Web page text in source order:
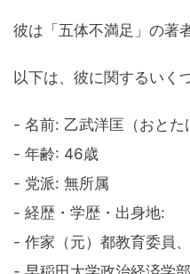
彼は「五体不満足」の著
以下は、彼に関するいく
- 名前: 乙武洋匡（おとた
- 年齢: 46歳
- 党派: 無所属
- 経歴・学歴・出身地:
- 作家（元）都教育委員